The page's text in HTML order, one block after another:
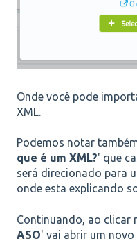
Onde você pode
XML.
Podemos notar
que é um XML?' que
será direcionado para
onde esta explicando
Continuando, ao clicar
ASO' vai abrir um